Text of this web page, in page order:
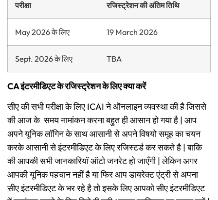
परीक्षा रजिस्ट्रेशन की अंतिम तिथि
May 2026 के लिए 19 March 2026
Sept. 2026 के लिए TBA
CA इंटरमीडिएट के रजिस्ट्रेशन के लिए क्या करें
सीए की सभी परीक्षा के लिए ICAI ने ऑनलाइन व्यवस्था की है जिससे
की आज के समय नामांकन करना बहुत ही आसान हो गया है | आप
अपने यूनिक लॉगिन के साथ आसानी से अपने विषयो समूह का चयन
करके आसानी से इंटरमीडिएट के लिए रजिस्टर्ड कर सकते है | बाकि
की आपकी सभी जानकारियॉ ऑटो जनरेट हो जाएँगी | लेकिन अगर
आपकी यूनिक पहचान नहीं है या फिर आप डायरेक्ट एंट्री से अपना
सीए इंटरमीडिएट के भर रहे है तो इसके लिए आपको सीए इंटरमीडिएट